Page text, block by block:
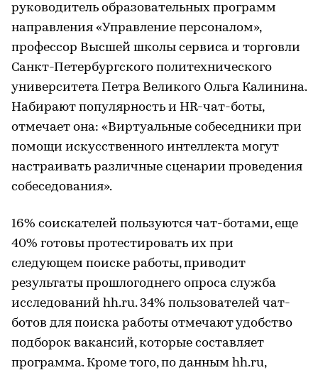
руководитель образовательных программ
направления «Управление персоналом»,
профессор Высшей школы сервиса и торговли
Санкт-Петербургского политехнического
университета Петра Великого Ольга Калинина.
Набирают популярность и HR-чат-боты,
отмечает она: «Виртуальные собеседники при
помощи искусственного интеллекта могут
настраивать различные сценарии проведения
собеседования».
16% соискателей пользуются чат-ботами, еще
40% готовы протестировать их при
следующем поиске работы, приводит
результаты прошлогоднего опроса служба
исследований hh.ru. 34% пользователей чат-
ботов для поиска работы отмечают удобство
подборок вакансий, которые составляет
программа. Кроме того, по данным hh.ru,